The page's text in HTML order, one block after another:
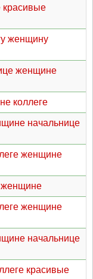
красивые
женщину
женщине
коллеге
начальнице
женщине
женщине
женщине
начальнице
красивые